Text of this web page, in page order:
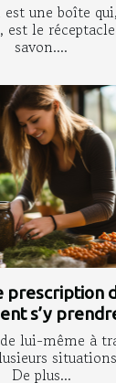
est une boîte
le
savon....
prescription
s’y
lui-même à
De plus...